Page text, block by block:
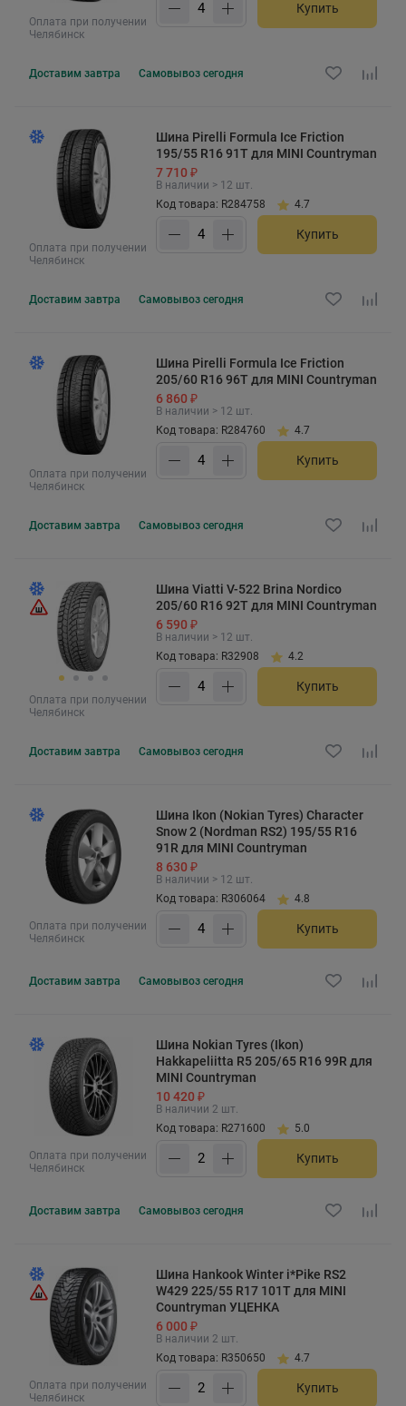
Оплата при получении
Челябинск
Купить
Доставим завтра Самовывоз сегодня
Оплата при получении
Челябинск
Шина Pirelli Formula Ice Friction
195/55 R16 91T для MINI Countryman
7 710 ₽
В наличии > 12 шт.
Код товара: R284758
4.7
Купить
Доставим завтра Самовывоз сегодня
Оплата при получении
Челябинск
Шина Pirelli Formula Ice Friction
205/60 R16 96T для MINI Countryman
6 860 ₽
В наличии > 12 шт.
Код товара: R284760
4.7
Купить
Доставим завтра Самовывоз сегодня
Оплата при получении
Челябинск
Шина Viatti V-522 Brina Nordico
205/60 R16 92T для MINI Countryman
6 590 ₽
В наличии > 12 шт.
Код товара: R32908
4.2
Купить
Доставим завтра Самовывоз сегодня
Оплата при получении
Челябинск
Шина Ikon (Nokian Tyres) Character
Snow 2 (Nordman RS2) 195/55 R16
91R для MINI Countryman
8 630 ₽
В наличии > 12 шт.
Код товара: R306064
4.8
Купить
Доставим завтра Самовывоз сегодня
Оплата при получении
Челябинск
Шина Nokian Tyres (Ikon)
Hakkapeliitta R5 205/65 R16 99R для
MINI Countryman
10 420 ₽
В наличии 2 шт.
Код товара: R271600
5.0
Купить
Доставим завтра Самовывоз сегодня
Оплата при получении
Челябинск
Шина Hankook Winter i*Pike RS2
W429 225/55 R17 101T для MINI
Countryman УЦЕНКА
6 000 ₽
В наличии 2 шт.
Код товара: R350650
4.7
Купить